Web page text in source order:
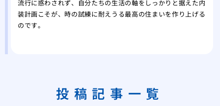
流行に惑わされず、自分たちの生活の軸をしっかりと据えた内
装計画こそが、時の試練に耐えうる最高の住まいを作り上げる
のです。
投稿記事一覧